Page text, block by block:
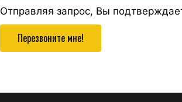
Отправляя запрос, Вы
Перезвоните мне!